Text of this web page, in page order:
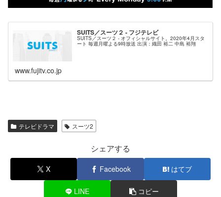
SUITS／スーツ２ - フジテレビ
SUITS／スーツ２ - オフィシャルサイト。2020年4月スタ
ート 毎週月曜よる9時放送 出演：織田 裕二 中島 裕翔
www.fujitv.co.jp
テレビドラマ スーツ2
シェアする
X Facebook はてブ
LINE コピー